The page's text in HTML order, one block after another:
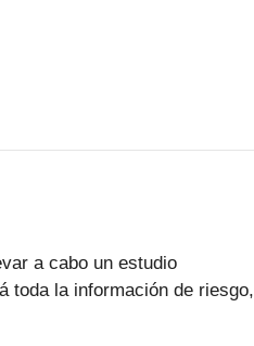
a cabo un estudio
toda la información de riesgo,